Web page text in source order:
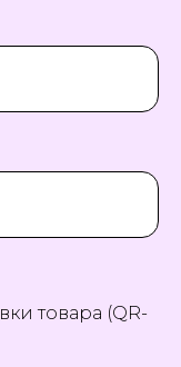
товара (QR-